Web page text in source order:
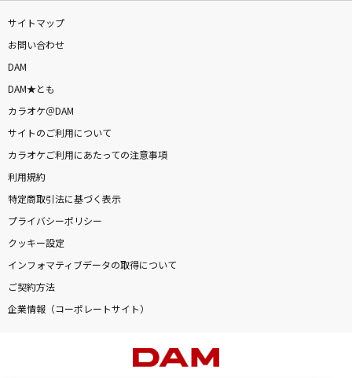
サイトマップ
お問い合わせ
DAM
DAM★とも
カラオケ＠DAM
サイトのご利用について
カラオケご利用にあたっての注意事項
利用規約
特定商取引法に基づく表示
プライバシーポリシー
クッキー設定
インフォマティブデータの取得について
ご契約方法
企業情報（コーポレートサイト）